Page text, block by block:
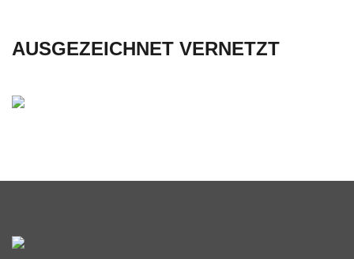
L
E
AUSGEZEICHNET VERNETZT